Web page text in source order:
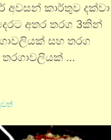
අවසන් කාර්තුව දක්වා
අතර තරග 3කින්
සහ තරග
…